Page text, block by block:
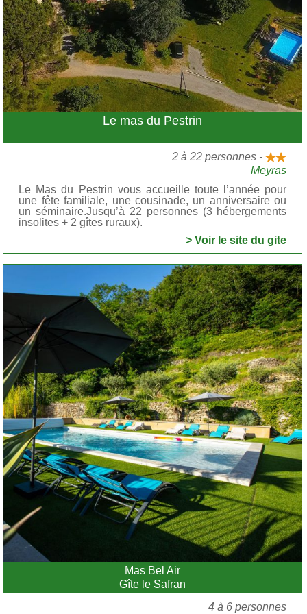
Le mas du Pestrin
2 à 22 personnes -
Meyras
Le Mas du Pestrin vous accueille toute l’année pour
une fête familiale, une cousinade, un anniversaire ou
un séminaire.Jusqu’à 22 personnes (3 hébergements
insolites + 2 gîtes ruraux).
> Voir le site du gite
Mas Bel Air
Gîte le Safran
4 à 6 personnes